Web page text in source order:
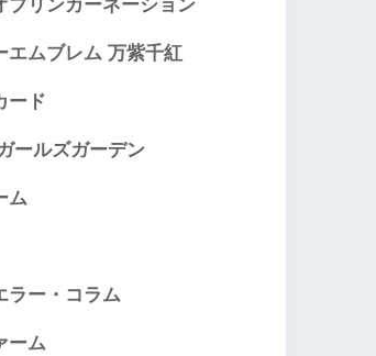
ブリンカーネーション
エムブレム 万紫千紅
ード
ールズガーデン
ム
ラー・コラム
ーム